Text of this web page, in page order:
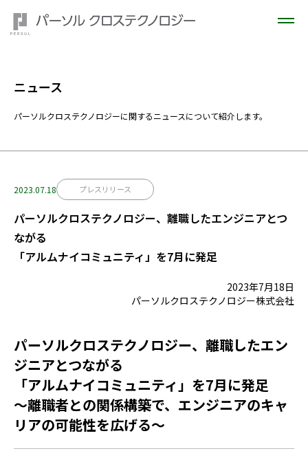
ニュース
パーソルクロステクノロジーに関するニュースについて紹介します。
2023.07.18 プレスリリース
パーソルクロステクノロジー、離職したエンジニアとつ
ながる
「アルムナイコミュニティ」を7月に発足
2023年7月18日
パーソルクロステクノロジー株式会社
パーソルクロステクノロジー、離職したエン
ジニアとつながる
「アルムナイコミュニティ」を7月に発足
～離職者との関係構築で、エンジニアのキャ
リアの可能性を広げる～